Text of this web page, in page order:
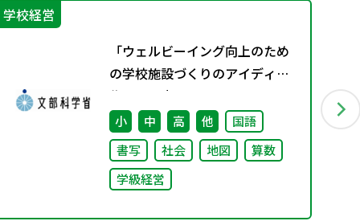
学校経営
「ウェルビーイング向上のため
の学校施設づくりのアイディア
集」の公表について
小 中 高 他
国語
書写
社会 地図
算数
学級経営